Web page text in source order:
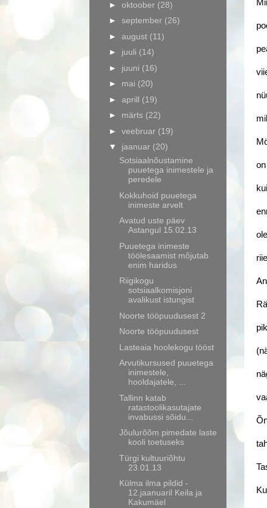
► oktoober (28)
► september (26)
► august (11)
► juuli (14)
► juuni (16)
► mai (20)
► aprill (19)
► märts (22)
► veebruar (19)
▼ jaanuar (20)
Sotsiaalnõustamine
puuetega inimestele ja
peredele
Kokkuhoid puuetega
inimeste arvelt
Avatud uste päev
Astangul 15.02.13
Puuetega inimeste
töölesaamist mõjutab
enim haridus
Riigikogu
sotsiaalkomisjoni
avalikust istungist
Noorte tööpuudusest 2
Noorte tööpuudusest
Lasteaia hoolekogu tööst
Arvutikursused puuetega
inimestele,
hooldajatele, ...
Tallinn katab
ratastoolikasutajate
invabussi sõidu...
Jõulurõõm pimedate laste
kooli toetuseks
Türgi kultuuriõhtu
23.01.13
Külma ilma pildid -
12.jaanuaril Keila ja
Kakumäel